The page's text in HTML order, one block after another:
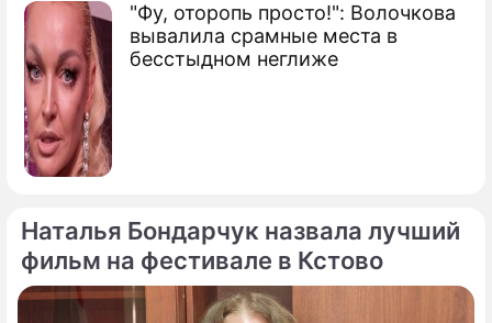
"Фу, оторопь просто!": Волочкова
вывалила срамные места в
бесстыдном неглиже
Наталья Бондарчук назвала лучший
фильм на фестивале в Кстово